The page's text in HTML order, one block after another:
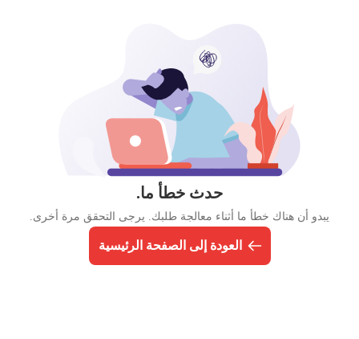
حدث خطأ ما.
يبدو أن هناك خطأ ما أثناء معالجة طلبك. يرجى التحقق مرة أخرى.
العودة إلى الصفحة الرئيسية